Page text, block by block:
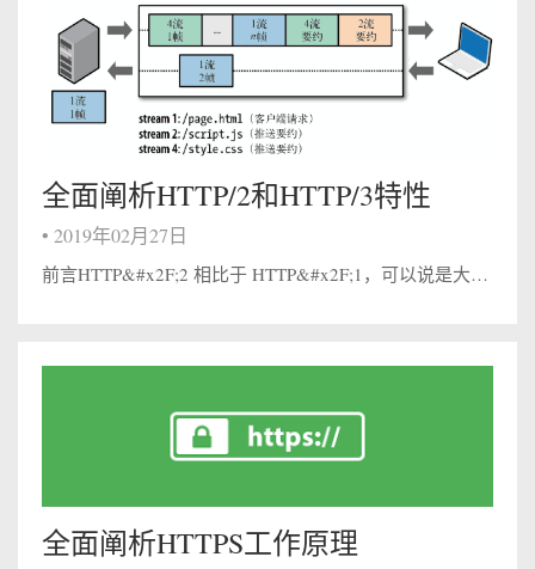
全面阐析HTTP/2和HTTP/3特性
• 2019年02月27日
前言HTTP&#x2F;2 相比于 HTTP&#x2F;1，可以说是大幅度提高了网页的性能，只需要升级到该协议就可以减少很多之前需要做的性能优化工作，当然兼容问题以及如何优雅降级应该是国内还不普遍使用的原因之一。 虽然 HTTP&#x...
全面阐析HTTPS工作原理